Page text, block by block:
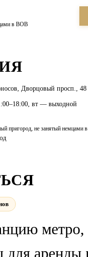
в ВОВ
Дворцовый просп., 48
вт — выходной
пригород, не занятый немцами
для аренды